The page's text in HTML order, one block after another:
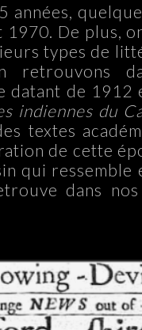
années,
De plus,
types de
retrouvons
datant de 1912
indiennes du
textes
de cette
qui ressemble
dans